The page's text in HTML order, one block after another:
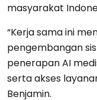
masyarakat
“Kerja sama ini
pengembangan
penerapan AI
serta akses
Benjamin.